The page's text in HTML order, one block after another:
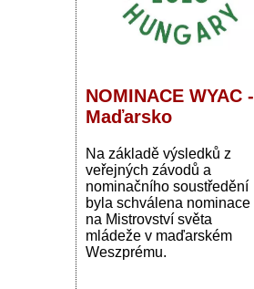
NOMINACE WYAC -
Maďarsko
Na základě výsledků z
veřejných závodů a
nominačního soustředění
byla schválena nominace
na Mistrovství světa
mládeže v maďarském
Weszprému.